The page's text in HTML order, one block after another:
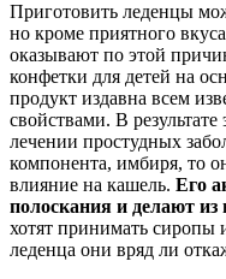
Приготовить леденцы
но кроме приятного
оказывают по этой
конфетки для детей на
продукт издавна всем
свойствами. В
лечении простудных
компонента, имбиря, то
влияние на кашель. Его
полоскания и делают из
хотят принимать сиропы
леденца они вряд ли